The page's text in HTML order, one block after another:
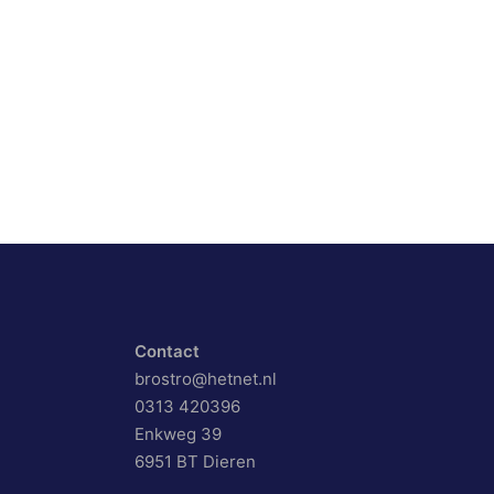
Contact
brostro@hetnet.nl
0313 420396
Enkweg 39
6951 BT Dieren